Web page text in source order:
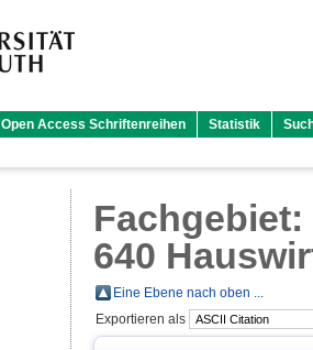
Open Access Schriftenreihen Statistik
Fachgebiet:
640
Eine Ebene nach oben ...
Exportieren als